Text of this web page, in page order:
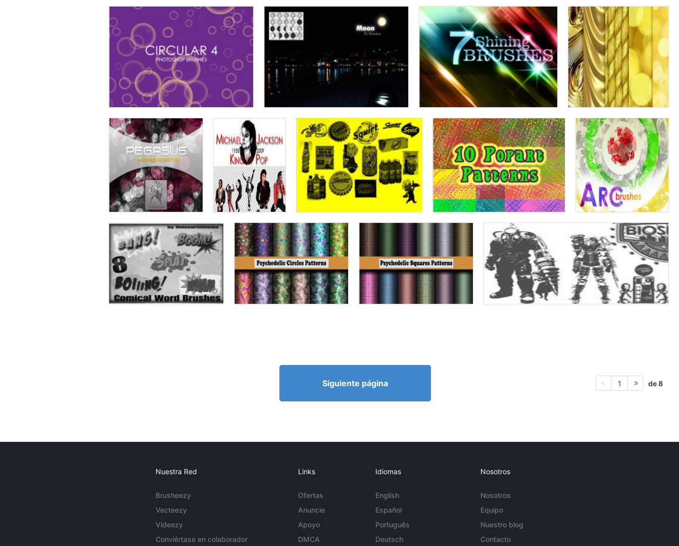
Siguiente página 1 de 8
Nuestra Red
Brusheezy
Vecteezy
Videezy
Conviértase en colaborador
Links
Ofertas
Anuncie
Apoyo
DMCA
Idiomas
English
Español
Português
Deutsch
Nosotros
Nosotros
Equipo
Nuestro blog
Contacto